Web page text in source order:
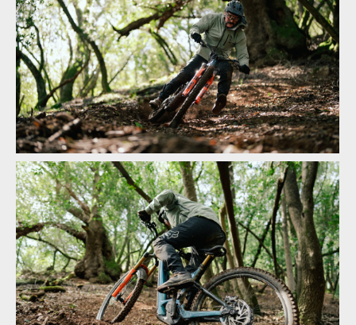
WTB Devo with Pickup - každé správné sedátko má na konci
držátko
WTB Devo with Pickup - každé správné sedátko má na konci
držátko
WTB Devo with Pickup - každé správné sedátko má na konci
držátko